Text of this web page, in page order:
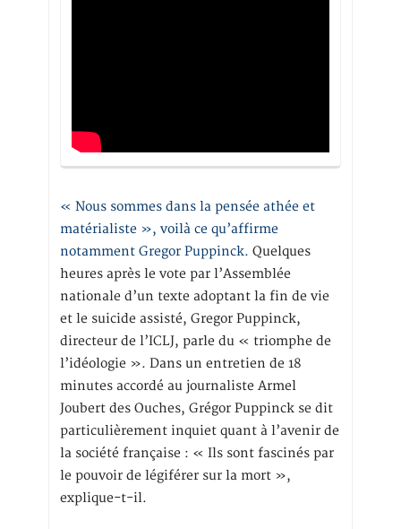
« Nous sommes dans la pensée athée et
matérialiste », voilà ce qu’affirme
notamment Gregor Puppinck. Quelques
heures après le vote par l’Assemblée
nationale d’un texte adoptant la fin de vie
et le suicide assisté, Gregor Puppinck,
directeur de l’ICLJ, parle du « triomphe de
l’idéologie ». Dans un entretien de 18
minutes accordé au journaliste Armel
Joubert des Ouches, Grégor Puppinck se dit
particulièrement inquiet quant à l’avenir de
la société française : « Ils sont fascinés par
le pouvoir de légiférer sur la mort »,
explique-t-il.